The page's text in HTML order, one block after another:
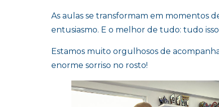
As aulas se transformam em momentos
entusiasmo. E o melhor de tudo: tudo
Estamos muito orgulhosos de
enorme sorriso no rosto!